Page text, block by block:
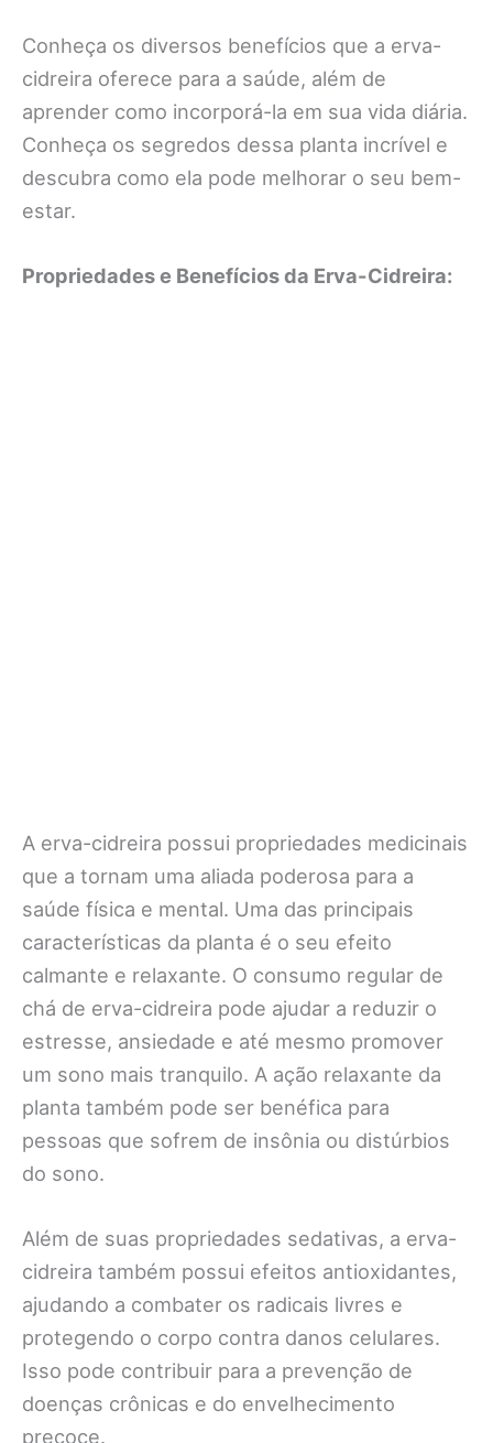
Conheça os diversos benefícios que a erva-
cidreira oferece para a saúde, além de
aprender como incorporá-la em sua vida diária.
Conheça os segredos dessa planta incrível e
descubra como ela pode melhorar o seu bem-
estar.
Propriedades e Benefícios da Erva-Cidreira:
A erva-cidreira possui propriedades medicinais
que a tornam uma aliada poderosa para a
saúde física e mental. Uma das principais
características da planta é o seu efeito
calmante e relaxante. O consumo regular de
chá de erva-cidreira pode ajudar a reduzir o
estresse, ansiedade e até mesmo promover
um sono mais tranquilo. A ação relaxante da
planta também pode ser benéfica para
pessoas que sofrem de insônia ou distúrbios
do sono.
Além de suas propriedades sedativas, a erva-
cidreira também possui efeitos antioxidantes,
ajudando a combater os radicais livres e
protegendo o corpo contra danos celulares.
Isso pode contribuir para a prevenção de
doenças crônicas e do envelhecimento
precoce.